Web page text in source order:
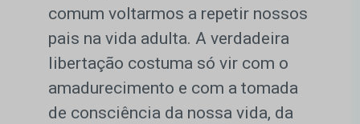
comum voltarmos a repetir nossos
pais na vida adulta. A verdadeira
libertação costuma só vir com o
amadurecimento e com a tomada
de consciência da nossa vida, da